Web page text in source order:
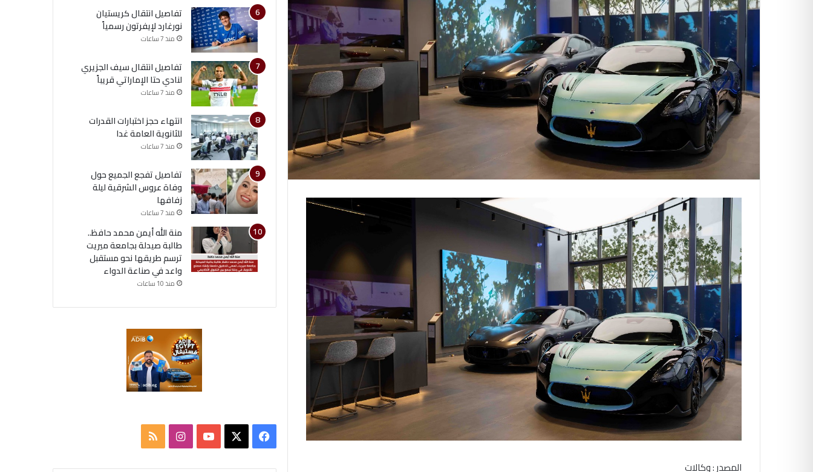
المصدر : وكالات
تفاصيل انتقال كريستيان
نورغارد لإيفرتون رسمياً
منذ 7 ساعات
تفاصيل انتقال سيف الجزيري
لنادي حتا الإماراتي قريباً
منذ 7 ساعات
انتهاء حجز اختبارات القدرات
للثانوية العامة غدا
منذ 7 ساعات
تفاصيل تفجع الجميع حول
وفاة عروس الشرقية ليلة
زفافها
منذ 7 ساعات
منة الله أيمن محمد حافظ..
طالبة صيدلة بجامعة ميريت
ترسم طريقها نحو مستقبل
واعد في صناعة الدواء
منذ 10 ساعات
ا